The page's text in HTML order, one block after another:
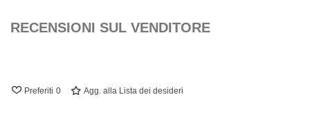
RECENSIONI SUL VENDITORE
Preferiti 0 Agg. alla Lista dei desideri